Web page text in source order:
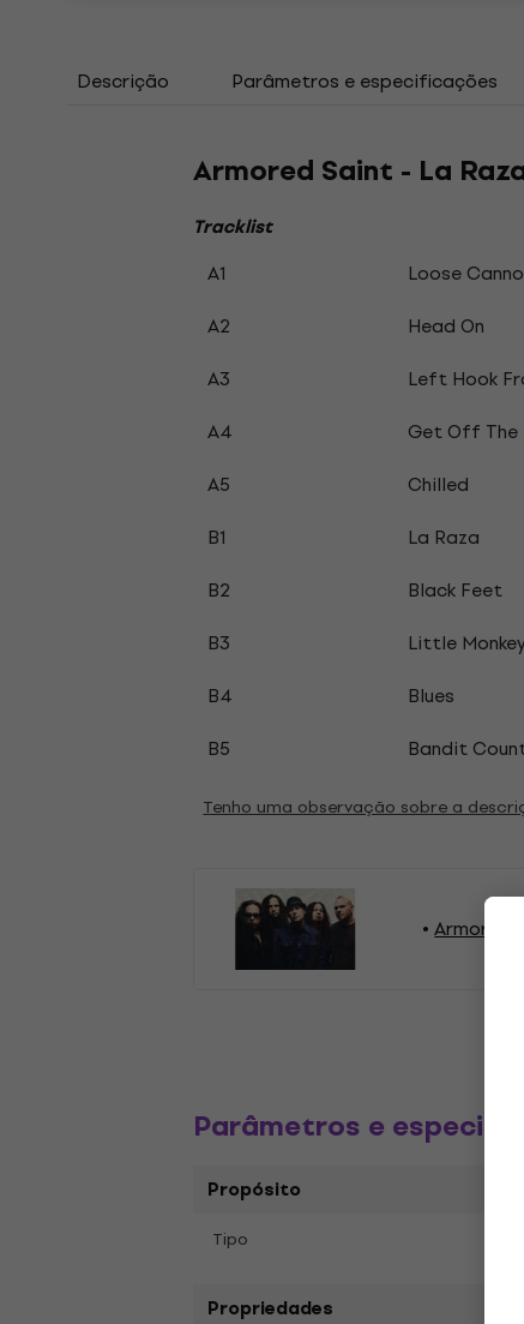
Descrição Parâmetros e especificações
Armored Saint - La
Tracklist
A1
Loose
A2
Head On
A3
Left Hook
A4
Get Off The
A5
Chilled
B1
La Raza
B2
Black Feet
B3
Little
B4
Blues
B5
Bandit
Tenho uma observação sobre a
Armored
Parâmetros e
Propósito
Tipo
Propriedades